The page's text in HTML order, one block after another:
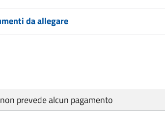
da allegare
prevede alcun pagamento